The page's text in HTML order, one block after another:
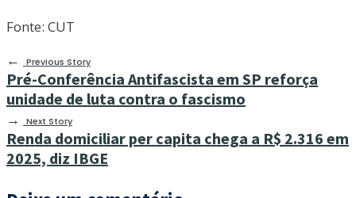
Fonte: CUT
←
Previous Story
Pré-Conferência Antifascista em SP reforça
unidade de luta contra o fascismo
→ Next Story
Renda domiciliar per capita chega a R$ 2.316 em
2025, diz IBGE